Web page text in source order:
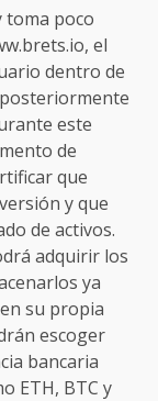
toma poco
el
dentro de
este
de
que
y que
de activos.
adquirir los
ya
su propia
escoger
bancaria
ETH, BTC y